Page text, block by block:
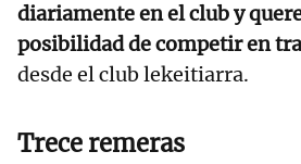
diariamente en el club y
posibilidad de competir en
desde el club lekeitiarra.
Trece remeras